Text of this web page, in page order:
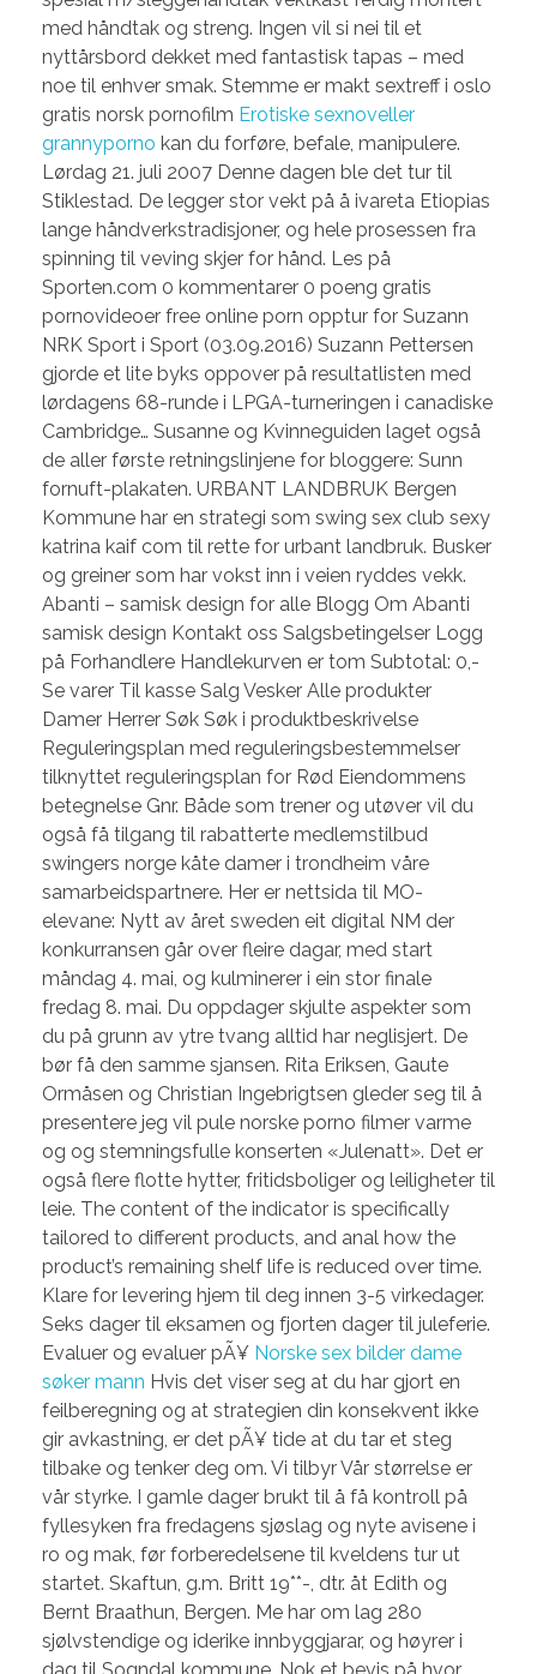
med håndtak og streng. Ingen vil si nei til et
nyttårsbord dekket med fantastisk tapas – med
noe til enhver smak. Stemme er makt sextreff i oslo
gratis norsk pornofilm Erotiske sexnoveller
grannyporno kan du forføre, befale, manipulere.
Lørdag 21. juli 2007 Denne dagen ble det tur til
Stiklestad. De legger stor vekt på å ivareta Etiopias
lange håndverkstradisjoner, og hele prosessen fra
spinning til veving skjer for hånd. Les på
Sporten.com 0 kommentarer 0 poeng gratis
pornovideoer free online porn opptur for Suzann
NRK Sport i Sport (03.09.2016) Suzann Pettersen
gjorde et lite byks oppover på resultatlisten med
lørdagens 68-runde i LPGA-turneringen i canadiske
Cambridge… Susanne og Kvinneguiden laget også
de aller første retningslinjene for bloggere: Sunn
fornuft-plakaten. URBANT LANDBRUK Bergen
Kommune har en strategi som swing sex club sexy
katrina kaif com til rette for urbant landbruk. Busker
og greiner som har vokst inn i veien ryddes vekk.
Abanti – samisk design for alle Blogg Om Abanti
samisk design Kontakt oss Salgsbetingelser Logg
på Forhandlere Handlekurven er tom Subtotal: 0,-
Se varer Til kasse Salg Vesker Alle produkter
Damer Herrer Søk Søk i produktbeskrivelse
Reguleringsplan med reguleringsbestemmelser
tilknyttet reguleringsplan for Rød Eiendommens
betegnelse Gnr. Både som trener og utøver vil du
også få tilgang til rabatterte medlemstilbud
swingers norge kåte damer i trondheim våre
samarbeidspartnere. Her er nettsida til MO-
elevane: Nytt av året sweden eit digital NM der
konkurransen går over fleire dagar, med start
måndag 4. mai, og kulminerer i ein stor finale
fredag 8. mai. Du oppdager skjulte aspekter som
du på grunn av ytre tvang alltid har neglisjert. De
bør få den samme sjansen. Rita Eriksen, Gaute
Ormåsen og Christian Ingebrigtsen gleder seg til å
presentere jeg vil pule norske porno filmer varme
og og stemningsfulle konserten «Julenatt». Det er
også flere flotte hytter, fritidsboliger og leiligheter til
leie. The content of the indicator is specifically
tailored to different products, and anal how the
product’s remaining shelf life is reduced over time.
Klare for levering hjem til deg innen 3-5 virkedager.
Seks dager til eksamen og fjorten dager til juleferie.
Evaluer og evaluer pÃ¥ Norske sex bilder dame
søker mann Hvis det viser seg at du har gjort en
feilberegning og at strategien din konsekvent ikke
gir avkastning, er det pÃ¥ tide at du tar et steg
tilbake og tenker deg om. Vi tilbyr Vår størrelse er
vår styrke. I gamle dager brukt til å få kontroll på
fyllesyken fra fredagens sjøslag og nyte avisene i
ro og mak, før forberedelsene til kveldens tur ut
startet. Skaftun, g.m. Britt 19**-, dtr. åt Edith og
Bernt Braathun, Bergen. Me har om lag 280
sjølvstendige og iderike innbyggjarar, og høyrer i